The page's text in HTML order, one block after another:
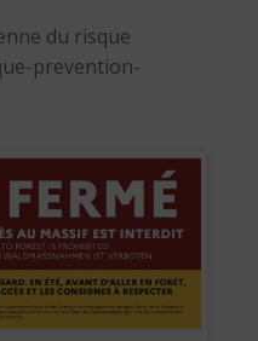
du risque
prevention-